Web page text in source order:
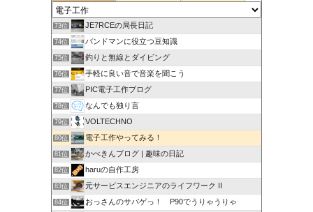
73位 JE7RCEの局長日記
74位 バンドマンに役立つ豆知識
75位 釣りと無線とダイビング
76位 手軽に良い音で音楽を聞こう
77位 PIC電子工作ブログ
78位 なんでも独り言
79位 VOLTECHNO
80位 電子工作やってみる！
81位 かべきんブログ | 趣味の日記
82位 haruの自作工房
83位 元サービスエンジニアのライフワーク II
84位 おっさんのサバゲっ！ P90でうりゃうりゃ